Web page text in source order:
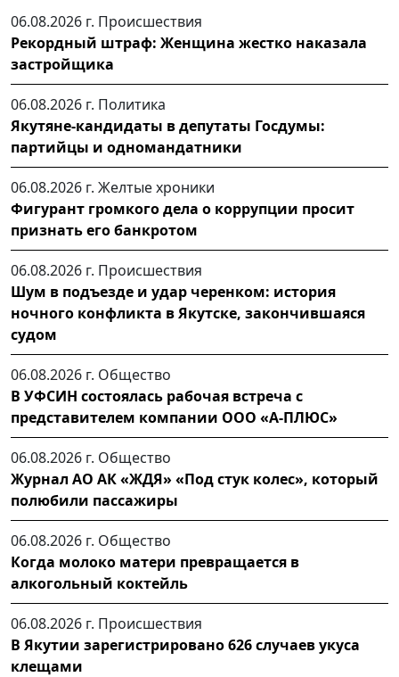
06.08.2026 г. Происшествия
Рекордный штраф: Женщина жестко наказала
застройщика
06.08.2026 г. Политика
Якутяне-кандидаты в депутаты Госдумы:
партийцы и одномандатники
06.08.2026 г. Желтые хроники
Фигурант громкого дела о коррупции просит
признать его банкротом
06.08.2026 г. Происшествия
Шум в подъезде и удар черенком: история
ночного конфликта в Якутске, закончившаяся
судом
06.08.2026 г. Общество
В УФСИН состоялась рабочая встреча с
представителем компании ООО «А-ПЛЮС»
06.08.2026 г. Общество
Журнал АО АК «ЖДЯ» «Под стук колес», который
полюбили пассажиры
06.08.2026 г. Общество
Когда молоко матери превращается в
алкогольный коктейль
06.08.2026 г. Происшествия
В Якутии зарегистрировано 626 случаев укуса
клещами